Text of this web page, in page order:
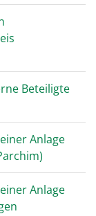
Beteiligte
Anlage
Anlage